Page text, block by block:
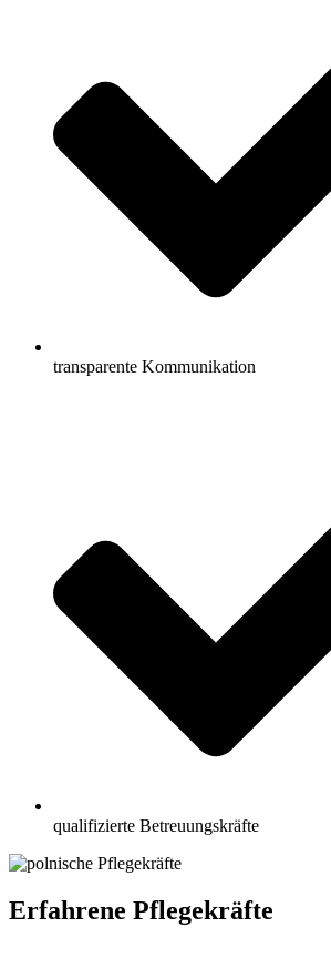
transparente Kommunikation
qualifizierte Betreuungskräfte
Erfahrene Pflegekräfte